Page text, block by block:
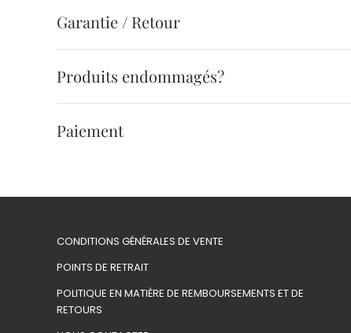
Garantie / Retour
Produits endommagés?
Paiement
CONDITIONS GÉNÉRALES DE VENTE
POINTS DE RETRAIT
POLITIQUE EN MATIÈRE DE REMBOURSEMENTS ET DE
RETOURS